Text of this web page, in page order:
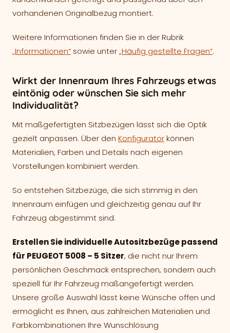
vorhandenen Originalbezug montiert.
Weitere Informationen finden Sie in der Rubrik
„Informationen“ sowie unter„Häufig gestellte Fragen“.
Wirkt der Innenraum Ihres Fahrzeugs etwas
eintönig oder wünschen Sie sich mehr
Individualität?
Mit maßgefertigten Sitzbezügen lässt sich die Optik
gezielt anpassen. Über den Konfiguratorkönnen
Materialien, Farben und Details nach eigenen
Vorstellungen kombiniert werden.
So entstehen Sitzbezüge, die sich stimmig in den
Innenraum einfügen und gleichzeitig genau auf Ihr
Fahrzeug abgestimmt sind.
Erstellen Sie individuelle Autositzbezüge passend
für PEUGEOT 5008 – 5 Sitzer, die nicht nur Ihrem
persönlichen Geschmack entsprechen, sondern auch
speziell für Ihr Fahrzeug maßangefertigt werden.
Unsere große Auswahl lässt keine Wünsche offen und
ermöglicht es Ihnen, aus zahlreichen Materialien und
Farbkombinationen Ihre Wunschlösung